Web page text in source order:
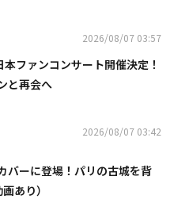
2026/08/07 03:57
ファンコンサート開催決定！
と再会へ
2026/08/07 03:42
バーに登場！パリの古城を背
あり）